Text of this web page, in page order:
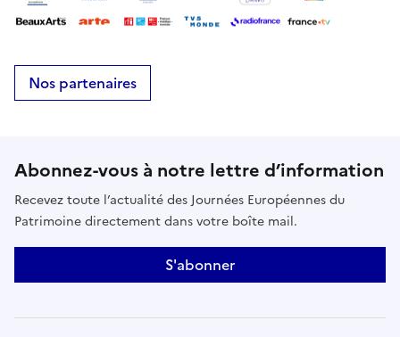
Nos partenaires
Abonnez-vous à notre lettre d’information
Recevez toute l’actualité des Journées Européennes du
Patrimoine directement dans votre boîte mail.
S'abonner